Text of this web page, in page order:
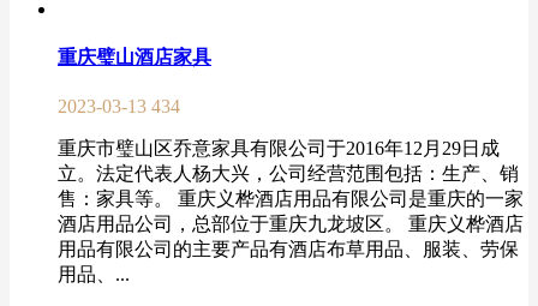
重庆璧山酒店家具
2023-03-13 434
重庆市璧山区乔意家具有限公司于2016年12月29日成
立。法定代表人杨大兴，公司经营范围包括：生产、销
售：家具等。 重庆义桦酒店用品有限公司是重庆的一家
酒店用品公司，总部位于重庆九龙坡区。 重庆义桦酒店
用品有限公司的主要产品有酒店布草用品、服装、劳保
用品、...